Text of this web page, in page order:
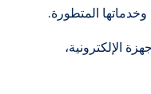
وخدماتها المتطورة.
الإلكترونية،